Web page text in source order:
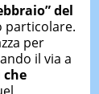
del
particolare.
per
il via a